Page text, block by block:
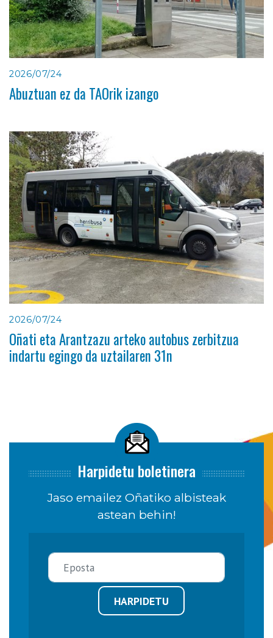
2026/07/24
Abuztuan ez da TAOrik izango
2026/07/24
Oñati eta Arantzazu arteko autobus zerbitzua
indartu egingo da uztailaren 31n
Harpidetu boletinera
Jaso emailez Oñatiko albisteak
astean behin!
HARPIDETU